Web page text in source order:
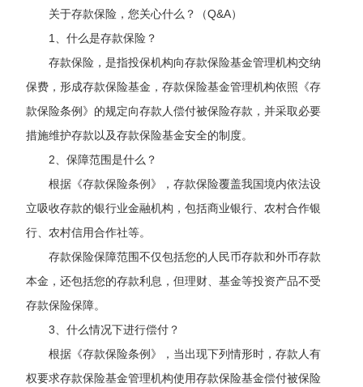
关于存款保险，您关心什么？（Q&A）
1
、什么是存款保险？
存款保险，是指投保机构向存款保险基金管理机构交纳
保费，形成存款保险基金，存款保险基金管理机构依照《存
款保险条例》的规定向存款人偿付被保险存款，并采取必要
措施维护存款以及存款保险基金安全的制度。
2 、保障范围是什么？
根据《存款保险条例》，存款保险覆盖我国境内依法设
立吸收存款的银行业金融机构，包括商业银行、农村合作银
行、农村信用合作社等。
存款保险保障范围不仅包括您的人民币存款和外币存款
本金，还包括您的存款利息，但理财、基金等投资产品不受
存款保险保障。
3 、什么情况下进行偿付？
根据《存款保险条例》，当出现下列情形时，存款人有
权要求存款保险基金管理机构使用存款保险基金偿付被保险